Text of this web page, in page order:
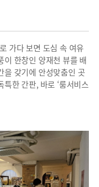
가다 보면 도심 속 여유
이 한창인 양재천 뷰를 배
을 갖기에 안성맞춤인 곳
한 간판, 바로 ‘룸서비스